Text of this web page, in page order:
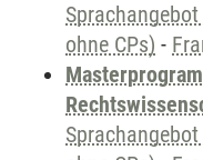
ohne CPs) -